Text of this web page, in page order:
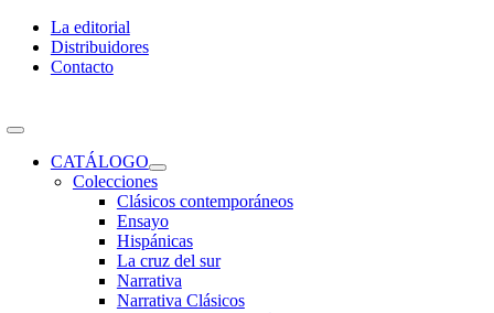
Skip
content
La editorial
Distribuidores
Contacto
Toggle
NavigationCATÁLOGO
Colecciones
Clásicos contemporáneos
Ensayo
Hispánicas
La cruz del sur
Narrativa
Narrativa Clásicos